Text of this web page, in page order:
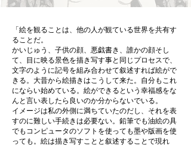
「絵を観ることは、他の人が観ている世界を共有す
ることだ。
かいじゅう、子供の顔、悪戯書き、誰かの顔そし
て、目に映る景色を描き写す事と同じプロセスで、
文字のように記号を組み合わせて叙述すれば絵がで
きる。大昔から絵描きはこうして来た。自分もこれ
にならい始めている。絵ができるという幸福感をな
んと言い表したら良いのか分からないでいる。
イメージは私の外側に満ちていたのだし、それを表
すのに難しい手続きは必要ない。鉛筆でも油絵の具
でもコンピュータのソフトを使っても墨や版画を使
っても。絵は描き写すことと叙述することで現れ